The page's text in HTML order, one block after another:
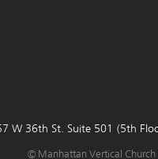
W 36th St. Suite 501 (5th
© Manhattan Vertical Church